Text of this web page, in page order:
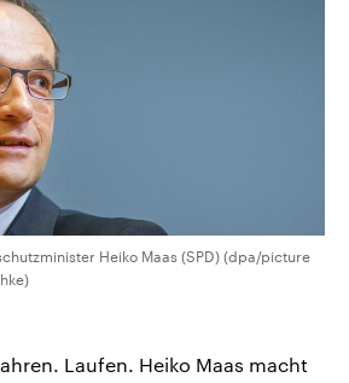
Heiko Maas (SPD) (dpa/picture
Laufen. Heiko Maas macht